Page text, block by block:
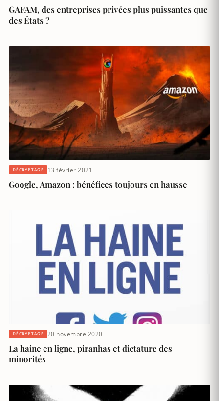
GAFAM, des entreprises privées plus puissantes que
des États ?
DÉCRYPTAGE 13 février 2021
Google, Amazon : bénéfices toujours en hausse
DÉCRYPTAGE 20 novembre 2020
La haine en ligne, piranhas et dictature des
minorités